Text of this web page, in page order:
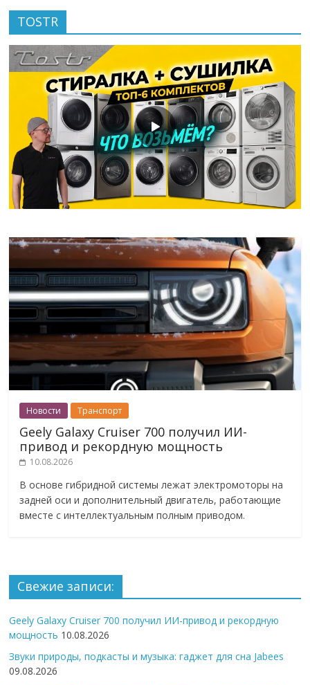
TOSTR
Новости Транспорт
Geely Galaxy Cruiser 700 получил ИИ-
привод и рекордную мощность
10.08.2026
В основе гибридной системы лежат электромоторы на
задней оси и дополнительный двигатель, работающие
вместе с интеллектуальным полным приводом.
Свежие записи:
Geely Galaxy Cruiser 700 получил ИИ-привод и рекордную
мощность 10.08.2026
Звуки природы, подкасты и музыка: гаджет для сна Jabees
09.08.2026